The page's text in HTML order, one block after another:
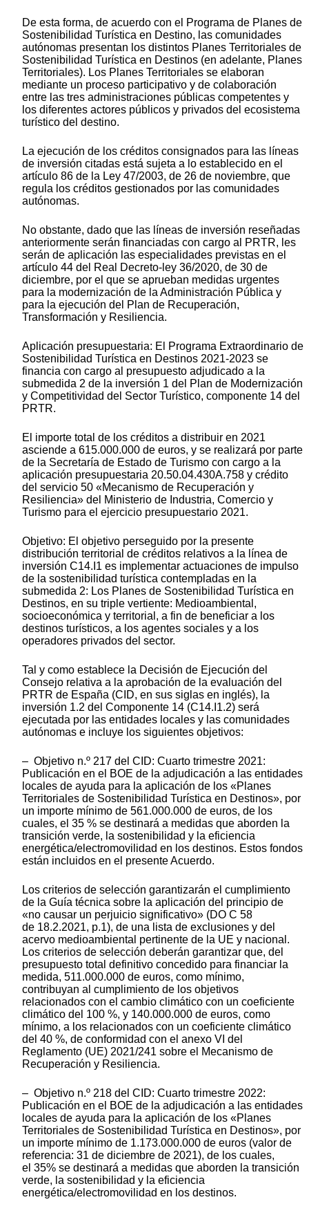
De esta forma, de acuerdo con el Programa de Planes de
Sostenibilidad Turística en Destino, las comunidades
autónomas presentan los distintos Planes Territoriales de
Sostenibilidad Turística en Destinos (en adelante, Planes
Territoriales). Los Planes Territoriales se elaboran
mediante un proceso participativo y de colaboración
entre las tres administraciones públicas competentes y
los diferentes actores públicos y privados del ecosistema
turístico del destino.
La ejecución de los créditos consignados para las líneas
de inversión citadas está sujeta a lo establecido en el
artículo 86 de la Ley 47/2003, de 26 de noviembre, que
regula los créditos gestionados por las comunidades
autónomas.
No obstante, dado que las líneas de inversión reseñadas
anteriormente serán financiadas con cargo al PRTR, les
serán de aplicación las especialidades previstas en el
artículo 44 del Real Decreto-ley 36/2020, de 30 de
diciembre, por el que se aprueban medidas urgentes
para la modernización de la Administración Pública y
para la ejecución del Plan de Recuperación,
Transformación y Resiliencia.
Aplicación presupuestaria: El Programa Extraordinario de
Sostenibilidad Turística en Destinos 2021-2023 se
financia con cargo al presupuesto adjudicado a la
submedida 2 de la inversión 1 del Plan de Modernización
y Competitividad del Sector Turístico, componente 14 del
PRTR.
El importe total de los créditos a distribuir en 2021
asciende a 615.000.000 de euros, y se realizará por parte
de la Secretaría de Estado de Turismo con cargo a la
aplicación presupuestaria 20.50.04.430A.758 y crédito
del servicio 50 «Mecanismo de Recuperación y
Resiliencia» del Ministerio de Industria, Comercio y
Turismo para el ejercicio presupuestario 2021.
Objetivo: El objetivo perseguido por la presente
distribución territorial de créditos relativos a la línea de
inversión C14.I1 es implementar actuaciones de impulso
de la sostenibilidad turística contempladas en la
submedida 2: Los Planes de Sostenibilidad Turística en
Destinos, en su triple vertiente: Medioambiental,
socioeconómica y territorial, a fin de beneficiar a los
destinos turísticos, a los agentes sociales y a los
operadores privados del sector.
Tal y como establece la Decisión de Ejecución del
Consejo relativa a la aprobación de la evaluación del
PRTR de España (CID, en sus siglas en inglés), la
inversión 1.2 del Componente 14 (C14.I1.2) será
ejecutada por las entidades locales y las comunidades
autónomas e incluye los siguientes objetivos:
– Objetivo n.º 217 del CID: Cuarto trimestre 2021:
Publicación en el BOE de la adjudicación a las entidades
locales de ayuda para la aplicación de los «Planes
Territoriales de Sostenibilidad Turística en Destinos», por
un importe mínimo de 561.000.000 de euros, de los
cuales, el 35 % se destinará a medidas que aborden la
transición verde, la sostenibilidad y la eficiencia
energética/electromovilidad en los destinos. Estos fondos
están incluidos en el presente Acuerdo.
Los criterios de selección garantizarán el cumplimiento
de la Guía técnica sobre la aplicación del principio de
«no causar un perjuicio significativo» (DO C 58
de 18.2.2021, p.1), de una lista de exclusiones y del
acervo medioambiental pertinente de la UE y nacional.
Los criterios de selección deberán garantizar que, del
presupuesto total definitivo concedido para financiar la
medida, 511.000.000 de euros, como mínimo,
contribuyan al cumplimiento de los objetivos
relacionados con el cambio climático con un coeficiente
climático del 100 %, y 140.000.000 de euros, como
mínimo, a los relacionados con un coeficiente climático
del 40 %, de conformidad con el anexo VI del
Reglamento (UE) 2021/241 sobre el Mecanismo de
Recuperación y Resiliencia.
– Objetivo n.º 218 del CID: Cuarto trimestre 2022:
Publicación en el BOE de la adjudicación a las entidades
locales de ayuda para la aplicación de los «Planes
Territoriales de Sostenibilidad Turística en Destinos», por
un importe mínimo de 1.173.000.000 de euros (valor de
referencia: 31 de diciembre de 2021), de los cuales,
el 35% se destinará a medidas que aborden la transición
verde, la sostenibilidad y la eficiencia
energética/electromovilidad en los destinos.